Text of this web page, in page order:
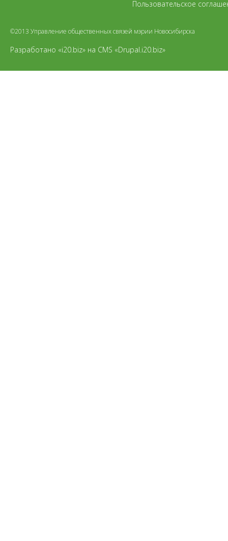
Пользовательское
©2013 Управление общественных связей мэрии Новосибирска
Разработано «i20.biz» на CMS «Drupal.i20.biz»